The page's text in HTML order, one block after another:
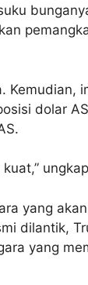
Kemudian,
dolar
yang
dilantik,
yang